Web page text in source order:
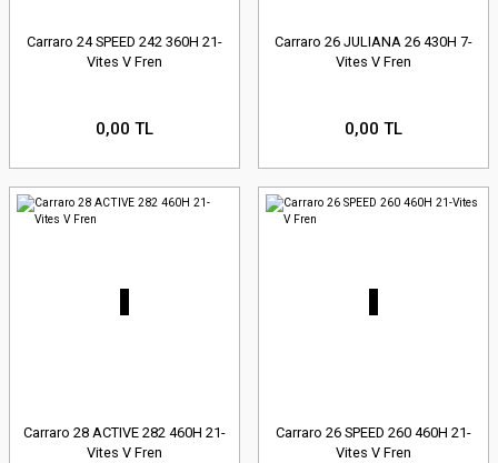
Carraro 24 SPEED 242 360H 21-
Vites V Fren
0,00 TL
Carraro 26 JULIANA 26 430H 7-
Vites V Fren
0,00 TL
Carraro 28 ACTIVE 282 460H 21-
Vites V Fren
Carraro 26 SPEED 260 460H 21-
Vites V Fren